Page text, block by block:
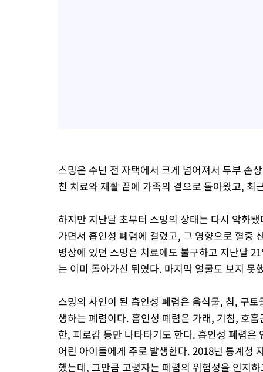
스밍은 수년 전 자택에서 크게 넘어져서 두부 손
친 치료와 재활 끝에 가족의 곁으로 돌아왔고, 최
하지만 지난달 초부터 스밍의 상태는 다시 악화
가면서 흡인성 폐렴에 걸렸고, 그 영향으로 혈중
병상에 있던 스밍은 치료에도 불구하고 지난달
는 이미 돌아가신 뒤였다. 마지막 얼굴도 보지 못
스밍의 사인이 된 흡인성 폐렴은 음식물, 침, 구
생하는 폐렴이다. 흡인성 폐렴은 가래, 기침, 호
한, 피로감 등만 나타타기도 한다. 흡인성 폐렴
어린 아이들에게 주로 발생한다. 2018년 통계청
했는데, 그만큼 고령자는 폐렴의 위험성을 인지